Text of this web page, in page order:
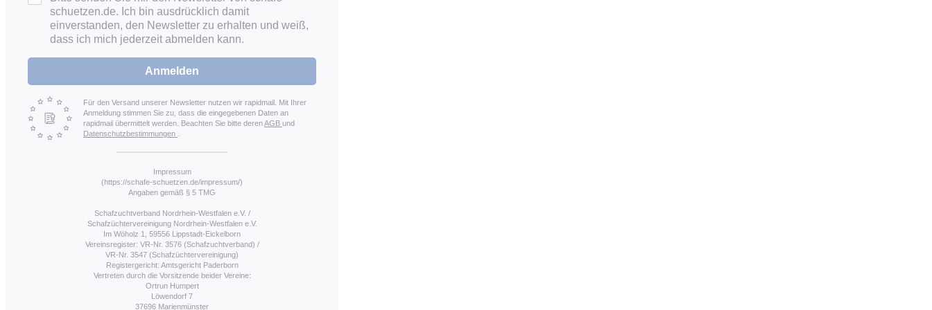
schuetzen.de. Ich bin ausdrücklich damit
einverstanden, den Newsletter zu erhalten und weiß,
dass ich mich jederzeit abmelden kann.
Anmelden
Für den Versand unserer Newsletter nutzen wir rapidmail. Mit Ihrer
Anmeldung stimmen Sie zu, dass die eingegebenen Daten an
rapidmail übermittelt werden. Beachten Sie bitte derenAGB und
Datenschutzbestimmungen
Impressum
(https://schafe-schuetzen.de/impressum/)
Angaben gemäß § 5 TMG
Schafzuchtverband Nordrhein-Westfalen e.V. /
Schafzüchtervereinigung Nordrhein-Westfalen e.V.
Im Wöholz 1, 59556 Lippstadt-Eickelborn
Vereinsregister: VR-Nr. 3576 (Schafzuchtverband) /
VR-Nr. 3547 (Schafzüchtervereinigung)
Registergericht: Amtsgericht Paderborn
Vertreten durch die Vorsitzende beider Vereine:
Ortrun Humpert
Löwendorf 7
37696 Marienmünster